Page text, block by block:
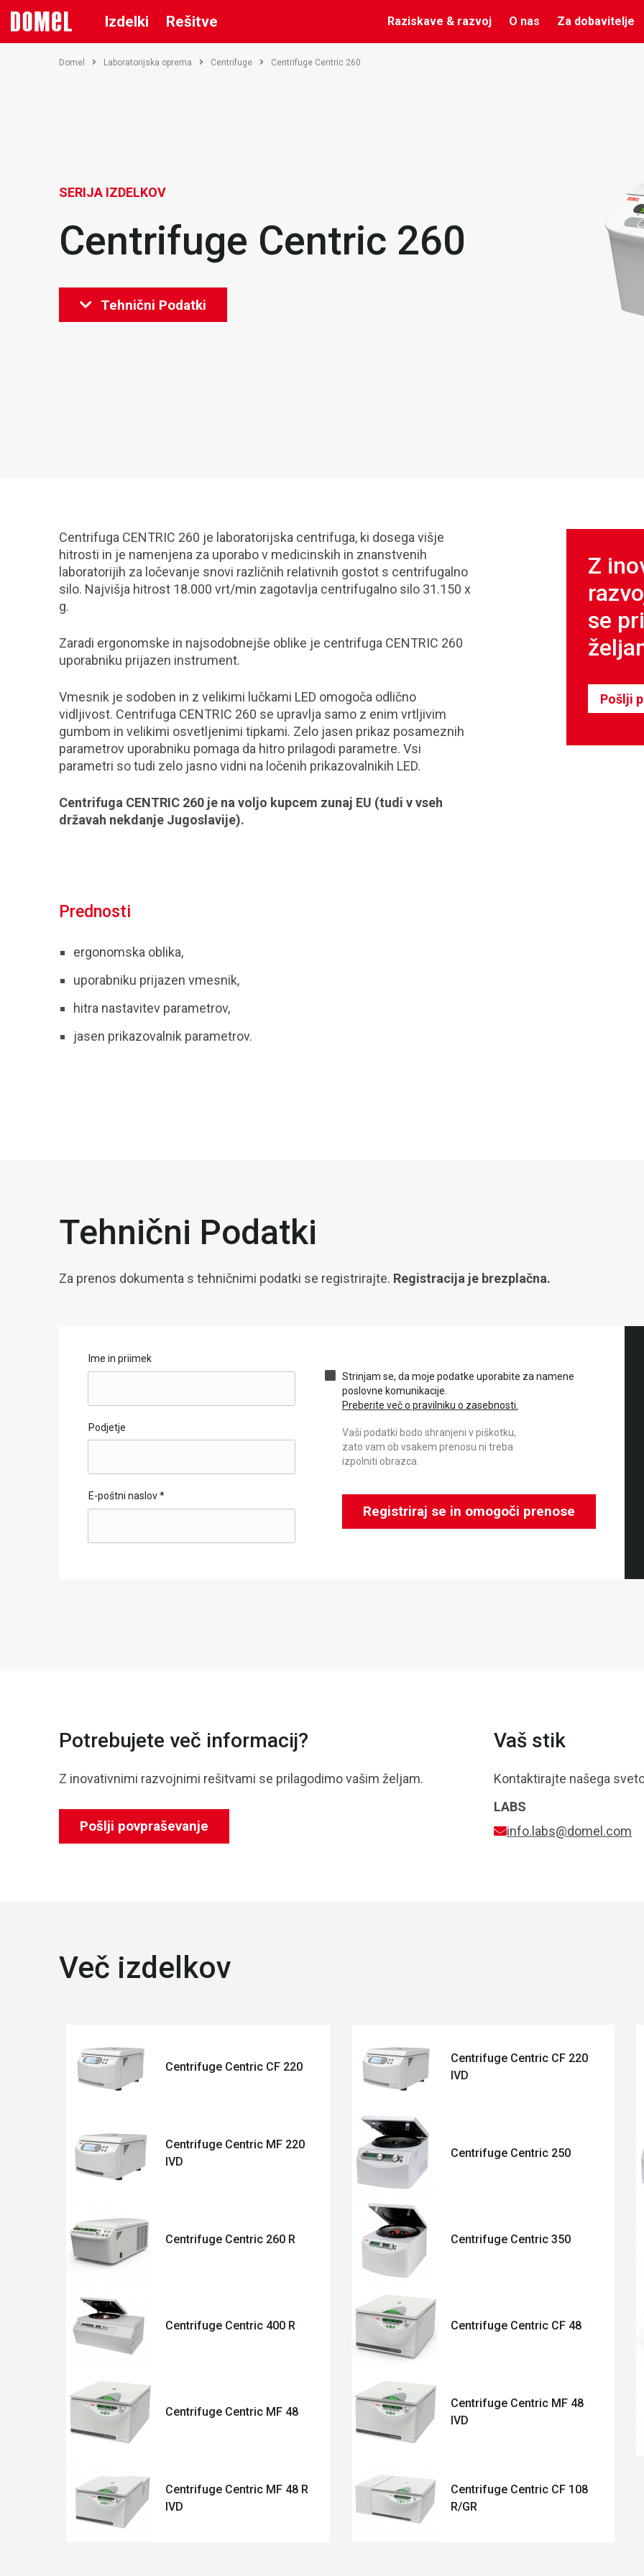
Izdelki Rešitve Raziskave & razvoj O nas Za dobavitelje
Domel Laboratorijska oprema Centrifuge Centrifuge Centric 260
SERIJA IZDELKOV
Centrifuge Centric 260
Tehnični Podatki
Centrifuga CENTRIC 260 je laboratorijska centrifuga, ki dosega višje
hitrosti in je namenjena za uporabo v medicinskih in znanstvenih
laboratorijih za ločevanje snovi različnih relativnih gostot s centrifugalno
silo. Najvišja hitrost 18.000 vrt/min zagotavlja centrifugalno silo 31.150 x
g.
Zaradi ergonomske in najsodobnejše oblike je centrifuga CENTRIC 260
uporabniku prijazen instrument.
Vmesnik je sodoben in z velikimi lučkami LED omogoča odlično
vidljivost. Centrifuga CENTRIC 260 se upravlja samo z enim vrtljivim
gumbom in velikimi osvetljenimi tipkami. Zelo jasen prikaz posameznih
parametrov uporabniku pomaga da hitro prilagodi parametre. Vsi
parametri so tudi zelo jasno vidni na ločenih prikazovalnikih LED.
Centrifuga CENTRIC 260 je na voljo kupcem zunaj EU (tudi v vseh
državah nekdanje Jugoslavije).
Z
se
Pošlji
Prednosti
ergonomska oblika,
uporabniku prijazen vmesnik,
hitra nastavitev parametrov,
jasen prikazovalnik parametrov.
Tehnični Podatki
Za prenos dokumenta s tehničnimi podatki se registrirajte. Registracija je brezplačna.
Ime in priimek
Podjetje
E-poštni naslov*
Strinjam se, da moje podatke uporabite za namene
poslovne komunikacije.
Preberite več o pravilniku o zasebnosti.
Vaši podatki bodo shranjeni v piškotku,
zato vam ob vsakem prenosu ni treba
izpolniti obrazca.
Registriraj se in omogoči prenose
Potrebujete več informacij?
Z inovativnimi razvojnimi rešitvami se prilagodimo vašim željam.
Pošlji povpraševanje
Vaš stik
Kontaktirajte našega
LABS
info.labs@domel.com
Več izdelkov
Centrifuge Centric CF 220
Centrifuge Centric CF 220
IVD
Centrifuge Centric MF 220
IVD
Centrifuge Centric 250
Centrifuge Centric 260 R Centrifuge Centric 350
Centrifuge Centric 400 R Centrifuge Centric CF 48
Centrifuge Centric MF 48
Centrifuge Centric MF 48
IVD
Centrifuge Centric MF 48 R
IVD
Centrifuge Centric CF 108
R/GR